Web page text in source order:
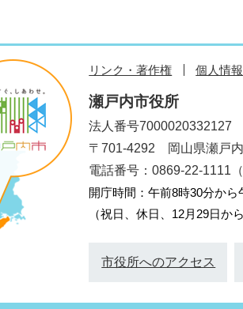
リンク・著作権 個人情
瀬戸内市役所
法人番号7000020332127
〒701-4292 岡山県瀬戸
電話番号：0869-22-1111（
開庁時間：午前8時30分から
（祝日、休日、12月29日か
市役所へのアクセス